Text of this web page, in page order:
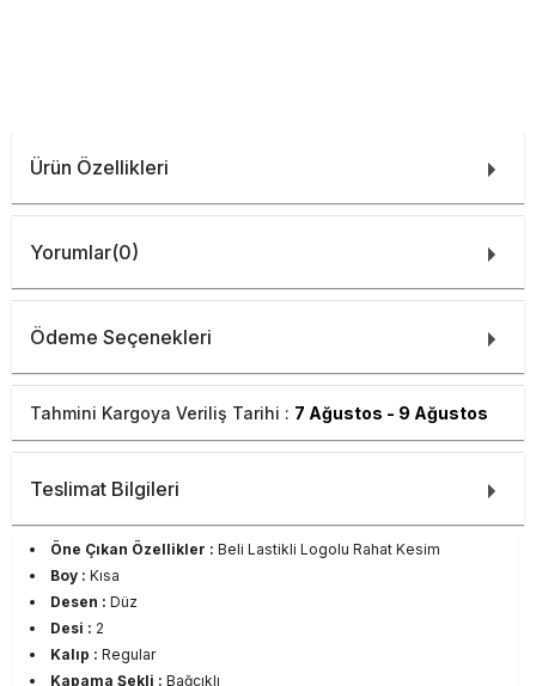
Ürün Özellikleri
Yorumlar(0)
Ödeme Seçenekleri
Tahmini Kargoya Veriliş Tarihi : 7 Ağustos - 9 Ağustos
Teslimat Bilgileri
Öne Çıkan Özellikler : Beli Lastikli Logolu Rahat Kesim
Boy : Kısa
Desen : Düz
Desi : 2
Kalıp : Regular
Kapama Şekli : Bağcıklı